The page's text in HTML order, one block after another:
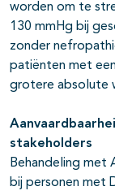
worden om te
130 mmHg bij
zonder
patiënten met
grotere absolute
stakeholders
Behandeling met
bij personen met